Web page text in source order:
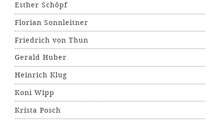
Esther Schöpf
Florian Sonnleitner
Friedrich von Thun
Gerald Huber
Heinrich Klug
Koni Wipp
Krista Posch